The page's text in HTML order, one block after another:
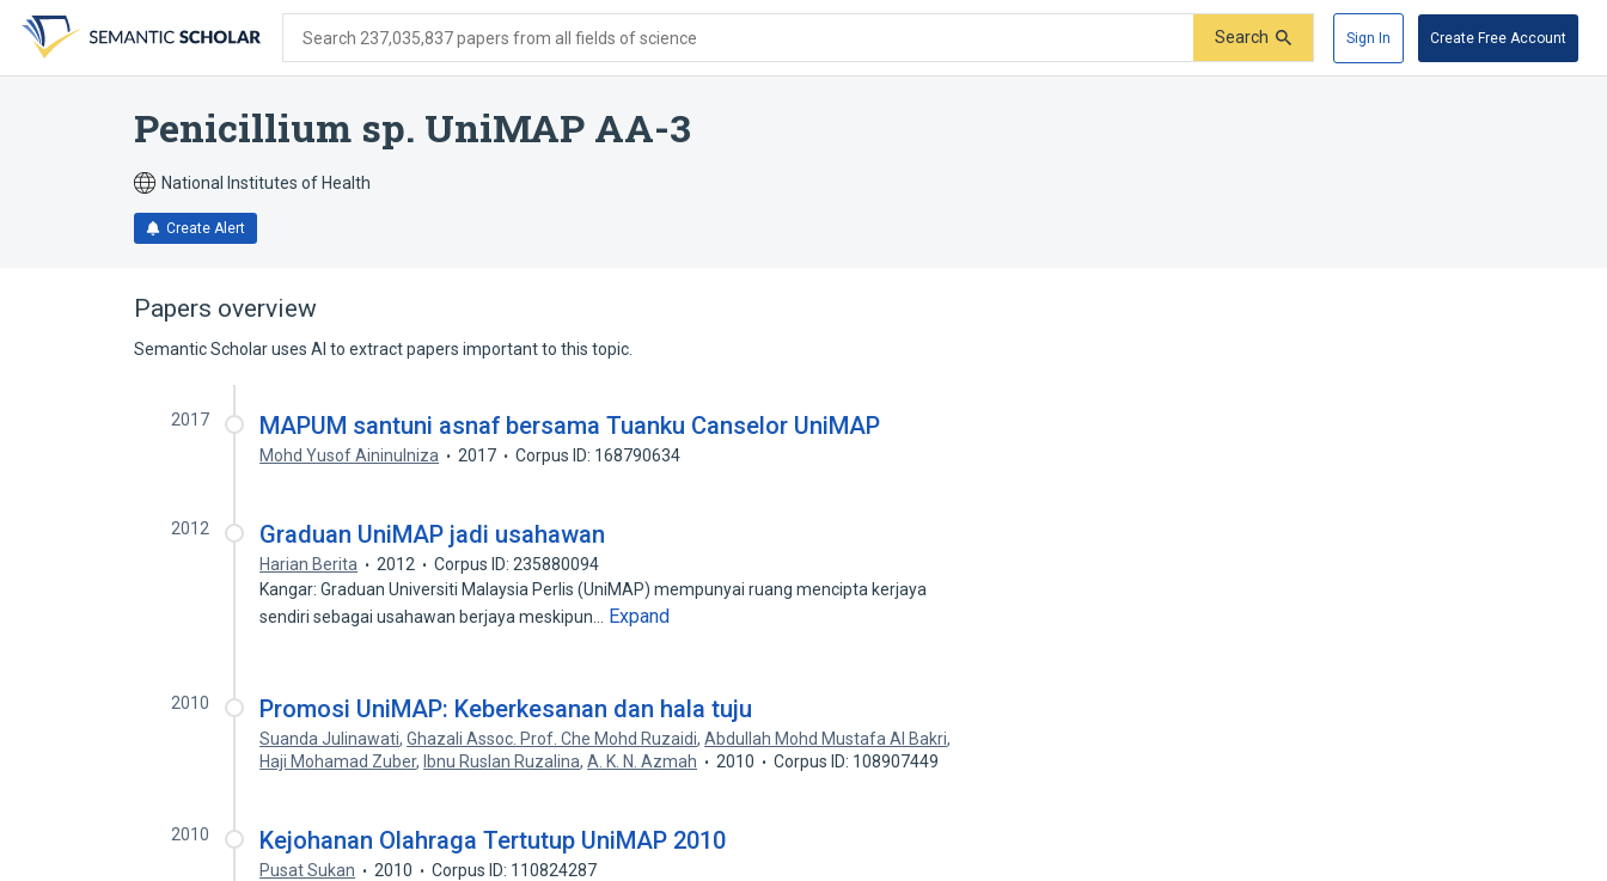
search
form
content
account
menu
Search 237,035,837 papers from all fields of science Search Sign In Create Free Account
Penicillium sp. UniMAP AA-3
National Institutes of Health
Create Alert
Papers overview
Semantic Scholar uses AI to extract papers important to this topic.
2017 MAPUM santuni asnaf bersama Tuanku Canselor UniMAP
Mohd Yusof Aininulniza 2017 Corpus ID: 168790634
2012 Graduan UniMAP jadi usahawan
Harian Berita 2012
Corpus ID: 235880094
Kangar: Graduan Universiti Malaysia Perlis (UniMAP) mempunyai ruang mencipta kerjaya
sendiri sebagai usahawan berjaya meskipun…
Expand
2010 Promosi UniMAP: Keberkesanan dan hala tuju
Suanda Julinawati,Ghazali Assoc. Prof. Che Mohd Ruzaidi,Abdullah Mohd Mustafa Al Bakri,
Haji Mohamad Zuber, Ibnu Ruslan Ruzalina,A. K. N. Azmah 2010 Corpus ID: 108907449
2010 Kejohanan Olahraga Tertutup UniMAP 2010
Pusat Sukan 2010 Corpus ID: 110824287